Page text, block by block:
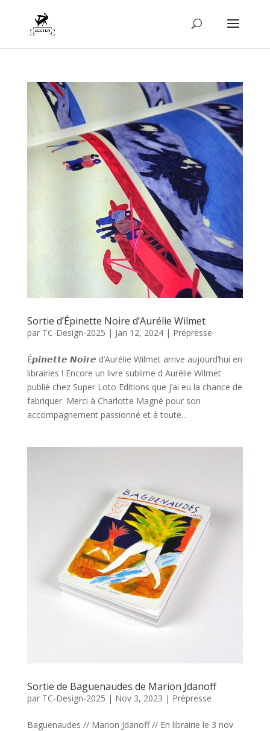
Sortie d’Épinette Noire d’Aurélie Wilmet
par TC-Design-2025 | Jan 12, 2024| Prépresse
É𝙥𝙞𝙣𝙚𝙩𝙩𝙚 𝙉𝙤𝙞𝙧𝙚 d’Aurélie Wilmet arrive aujourd’hui en
librairies ! Encore un livre sublime d Aurélie Wilmet
publié chez Super Loto Editions que j’ai eu la chance de
fabriquer. Merci à Charlotte Magné pour son
accompagnement passionné et à toute...
Sortie de Baguenaudes de Marion Jdanoff
par TC-Design-2025 | Nov 3, 2023 | Prépresse
Baguenaudes // Marion Jdanoff // En librairie le 3 nov